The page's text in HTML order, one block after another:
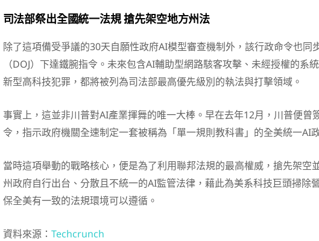
司法部祭出全國統一法規 搶先架空地方州法
除了這項備受爭議的30天自願性政府AI模型審查機制外，該行政命令也同
（DOJ）下達鐵腕指令。未來包含AI輔助型網路駭客攻擊、未經授權的系
新型高科技犯罪，都將被列為司法部最高優先級別的執法與打擊領域。
事實上，這並非川普對AI產業揮舞的唯一大棒。早在去年12月，川普便曾
令，指示政府機關全速制定一套被稱為「單一規則教科書」的全美統一AI
當時這項舉動的戰略核心，便是為了利用聯邦法規的最高權威，搶先架空
州政府自行出台、分散且不統一的AI監管法律，藉此為美系科技巨頭掃除
保全美有一致的法規環境可以遵循。
資料來源： Techcrunch